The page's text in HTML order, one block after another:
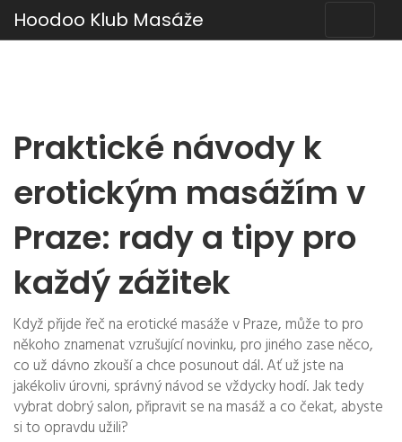
Hoodoo Klub Masáže
Praktické návody k
erotickým masážím v
Praze: rady a tipy pro
každý zážitek
Když přijde řeč na erotické masáže v Praze, může to pro
někoho znamenat vzrušující novinku, pro jiného zase něco,
co už dávno zkouší a chce posunout dál. Ať už jste na
jakékoliv úrovni, správný návod se vždycky hodí. Jak tedy
vybrat dobrý salon, připravit se na masáž a co čekat, abyste
si to opravdu užili?